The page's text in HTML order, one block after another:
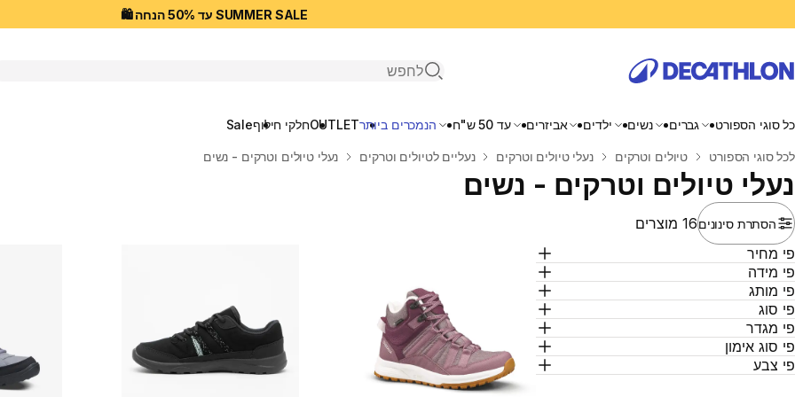
SUMMER SALE עד 50% הנחה 🛍️
פתיחת חיפוש
כל סוגי הספורט גברים נשים ילדים אביזרים עד 50 ש"ח הנמכרים ביותרOUTLETחלקי חילוףSale
בית
לכל סוגי הספורט טיולים וטרקים נעלי טיולים וטרקים נעליים לטיולים וטרקים נעלי טיולים וטרקים - נשים
נעלי טיולים וטרקים - נשים
הסתרת סינונים16 מוצרים
מחיר
מידה
מותג
סוג
מגדר
סוג אימון
צבע